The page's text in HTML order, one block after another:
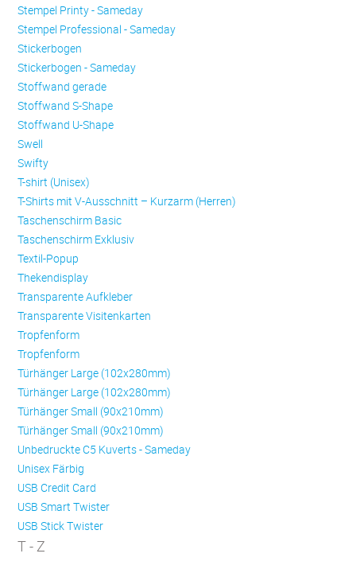
Stempel Printy - Sameday
Stempel Professional - Sameday
Stickerbogen
Stickerbogen - Sameday
Stoffwand gerade
Stoffwand S-Shape
Stoffwand U-Shape
Swell
Swifty
T-shirt (Unisex)
T-Shirts mit V-Ausschnitt – Kurzarm (Herren)
Taschenschirm Basic
Taschenschirm Exklusiv
Textil-Popup
Thekendisplay
Transparente Aufkleber
Transparente Visitenkarten
Trop­fen­form
Trop­fen­form
Türhänger Large (102x280mm)
Türhänger Large (102x280mm)
Türhänger Small (90x210mm)
Türhänger Small (90x210mm)
Unbedruckte C5 Kuverts - Sameday
Unisex Färbig
USB Credit Card
USB Smart Twister
USB Stick Twister
T - Z